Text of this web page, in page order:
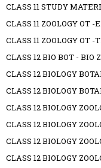
CLASS 11 STUDY
CLASS 11 ZOOLOGY OT -
CLASS 11 ZOOLOGY OT -
CLASS 12 BIO BOT -
CLASS 12 BIOLOGY
CLASS 12 BIOLOGY
CLASS 12 BIOLOGY
CLASS 12 BIOLOGY
CLASS 12 BIOLOGY
CLASS 12 BIOLOGY